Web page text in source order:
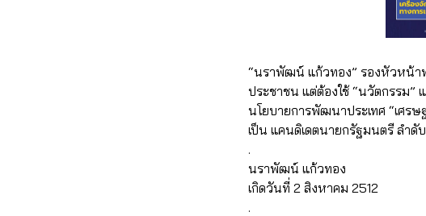
“นราพัฒน์ แก้วทอง” รองหัวหน้าพ
ประชาชน แต่ต้องใช้ “นวัตกรรม”
นโยบายการพัฒนาประเทศ “เศร
เป็น แคนดิเดตนายกรัฐมนตรี ลำดั
.
นราพัฒน์ แก้วทอง
เกิดวันที่ 2 สิงหาคม 2512
.